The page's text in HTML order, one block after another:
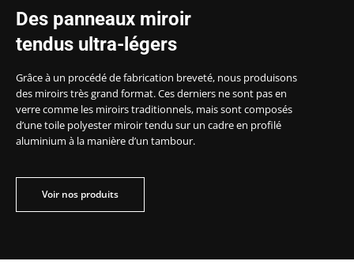
Des panneaux miroir
tendus ultra-légers
Grâce à un procédé de fabrication breveté, nous produisons
des miroirs très grand format. Ces derniers ne sont pas en
verre comme les miroirs traditionnels, mais sont composés
d’une toile polyester miroir tendu sur un cadre en profilé
aluminium à la manière d’un tambour.
Voir nos produits